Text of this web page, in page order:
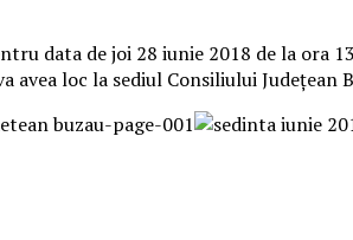
data de joi 28 iunie 2018 de la ora
avea loc la sediul Consiliului